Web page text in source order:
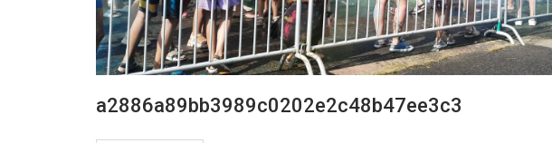
a2886a89bb3989c0202e2c48b47ee3c3